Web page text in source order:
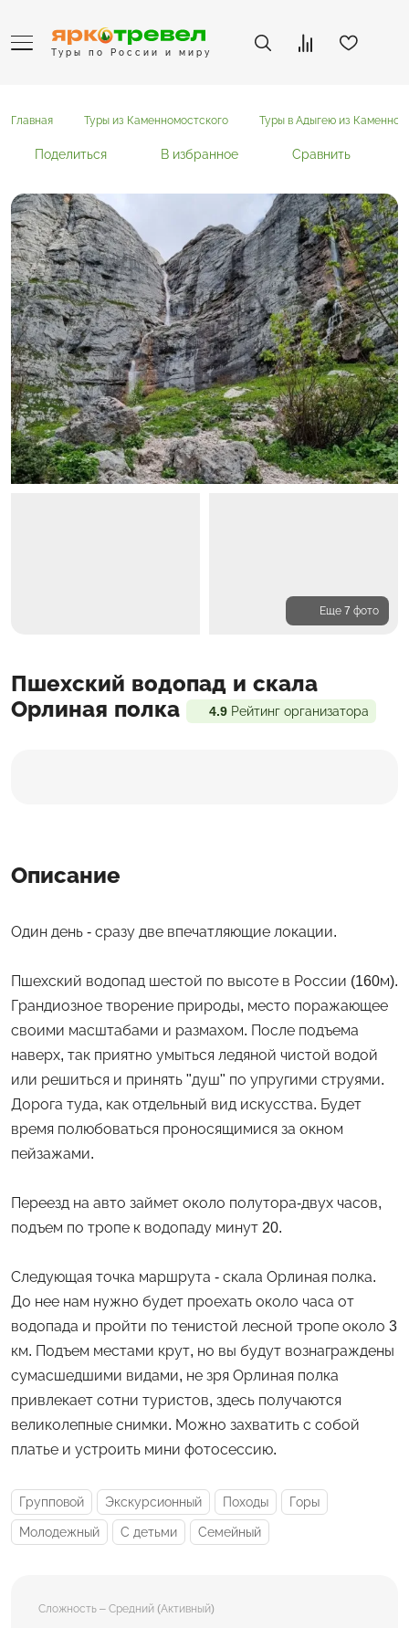
Туры по России и миру
Главная Туры из Каменномостского Туры в Адыгею из
Поделиться В избранное Сравнить
Еще 7 фото
Программа Входит в стоимость Доп. расходы
Пшехский водопад и скала
Орлиная полка
4.9 Рейтинг организатора
Описание
Один день - сразу две впечатляющие локации.
Пшехский водопад шестой по высоте в России (160м).
Грандиозное творение природы, место поражающее
своими масштабами и размахом. После подъема
наверх, так приятно умыться ледяной чистой водой
или решиться и принять "душ" по упругими струями.
Дорога туда, как отдельный вид искусства. Будет
время полюбоваться проносящимися за окном
пейзажами.
Переезд на авто займет около полутора-двух часов,
подъем по тропе к водопаду минут 20.
Следующая точка маршрута - скала Орлиная полка.
До нее нам нужно будет проехать около часа от
водопада и пройти по тенистой лесной тропе около 3
км. Подъем местами крут, но вы будут вознаграждены
сумасшедшими видами, не зря Орлиная полка
привлекает сотни туристов, здесь получаются
великолепные снимки. Можно захватить с собой
платье и устроить мини фотосессию.
Групповой Экскурсионный Походы Горы
Молодежный С детьми Семейный
Сложность – Средний (Активный)